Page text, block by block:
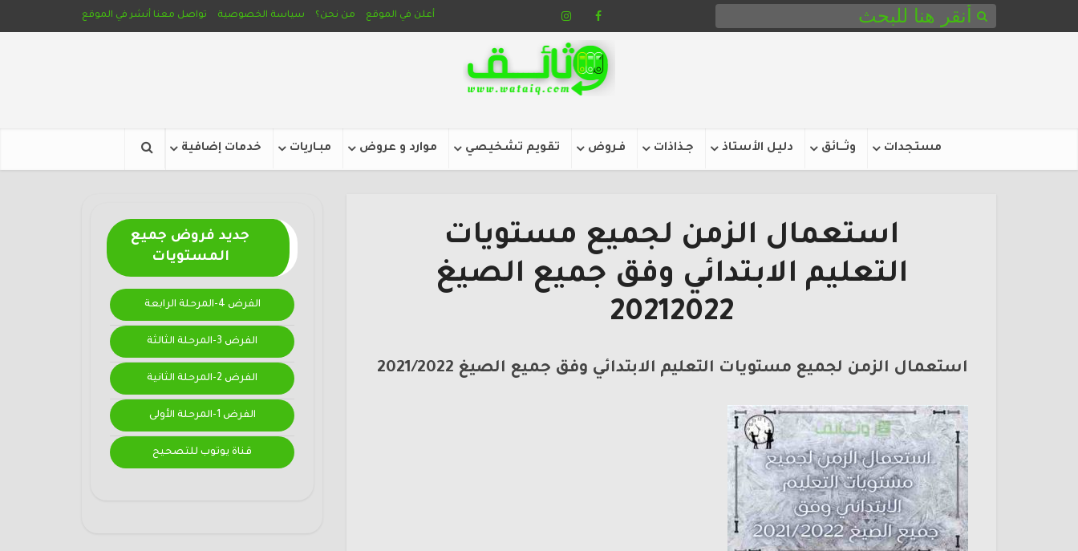
أعلن في الموقع من نحن؟ سياسة الخصوصية تواصل معنا أنشر في الموقع
مستجدات وثـــائق دليل الأستاذ جـذاذات فـروض تقويم تشخيصي موارد و عروض مبـاريات خدمات إضافية
جديد فروض جميع
المستويات
الفرض 4-المرحلة الرابعة
الفرض 3-المرحلة الثالثة
الفرض 2-المرحلة الثانية
الفرض 1-المرحلة الأولى
قناة يوتوب للتصحيح
استعمال الزمن لجميع مستويات
التعليم الابتدائي وفق جميع الصيغ
20212022
استعمال الزمن لجميع مستويات التعليم الابتدائي وفق جميع الصيغ 2021/2022